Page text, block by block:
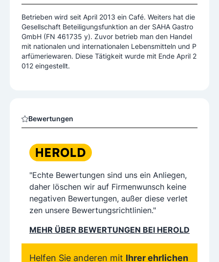
Betrieben wird seit April 2013 ein Café. Weiters hat die
Gesellschaft Beteiligungsfunktion an der SAHA Gastro
GmbH (FN 461735 y). Zuvor betrieb man den Handel
mit nationalen und internationalen Lebensmitteln und P
arfümeriewaren. Diese Tätigkeit wurde mit Ende April 2
012 eingestellt.
Bewertungen
"Echte Bewertungen sind uns ein Anliegen,
daher löschen wir auf Firmenwunsch keine
negativen Bewertungen, außer diese verlet
zen unsere Bewertungsrichtlinien."
MEHR ÜBER BEWERTUNGEN BEI HEROLD
Helfen Sie anderen mit Ihrer ehrlichen